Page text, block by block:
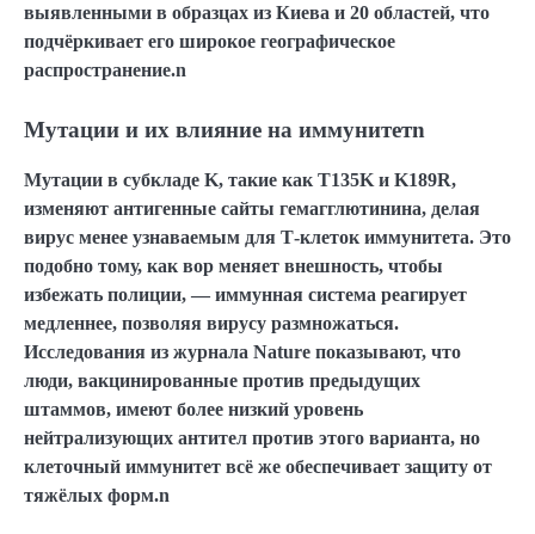
выявленными в образцах из Киева и 20 областей, что
подчёркивает его широкое географическое
распространение.n
Мутации и их влияние на иммунитетn
Мутации в субкладе K, такие как T135K и K189R,
изменяют антигенные сайты гемагглютинина, делая
вирус менее узнаваемым для Т-клеток иммунитета. Это
подобно тому, как вор меняет внешность, чтобы
избежать полиции, — иммунная система реагирует
медленнее, позволяя вирусу размножаться.
Исследования из журнала Nature показывают, что
люди, вакцинированные против предыдущих
штаммов, имеют более низкий уровень
нейтрализующих антител против этого варианта, но
клеточный иммунитет всё же обеспечивает защиту от
тяжёлых форм.n